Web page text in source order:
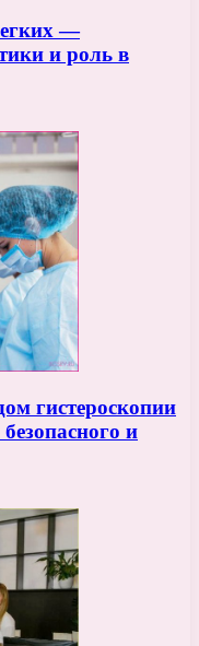
—
и роль в
гистероскопии
и